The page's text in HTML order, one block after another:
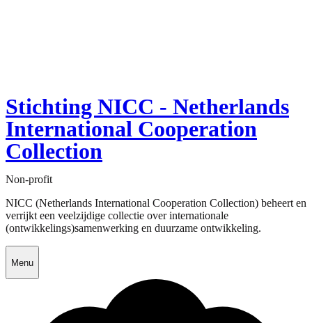
Stichting NICC - Netherlands
International Cooperation
Collection
Non-profit
NICC (Netherlands International Cooperation Collection) beheert en
verrijkt een veelzijdige collectie over internationale
(ontwikkelings)samenwerking en duurzame ontwikkeling.
Menu